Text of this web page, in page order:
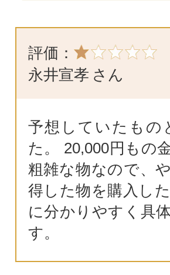
評価：
永井宣孝 さん
予想していたもの
た。 20,000円もの
粗雑な物なので、
得した物を購入し
に分かりやすく具
す。